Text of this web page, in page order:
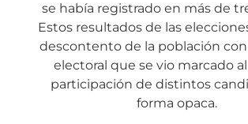
se había registrado en más de
Estos resultados de las
descontento de la población
electoral que se vio marcado
participación de distintos
forma opaca.